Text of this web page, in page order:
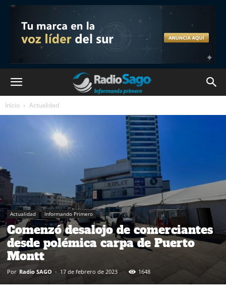
Inicio Actualidad
Actualidad Informando Primero
Comenzó desalojo de comerciantes
desde polémica carpa de Puerto
Montt
Por Radio SAGO - 17 de febrero de 2023 1648